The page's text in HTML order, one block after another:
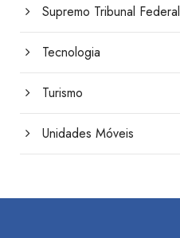
Supremo Tribunal Federal
Tecnologia
Turismo
Unidades Móveis